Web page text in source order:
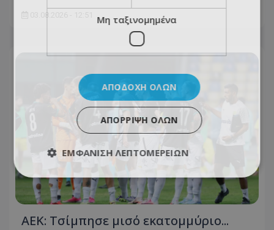
ΑΕΚ: Τσίμπησε μισό εκατομμύριο...
Μη ταξινομημένα
ΑΠΟΔΟΧΉ ΌΛΩΝ
ΑΠΌΡΡΙΨΗ ΌΛΩΝ
ΕΜΦΆΝΙΣΗ ΛΕΠΤΟΜΕΡΕΙΏΝ